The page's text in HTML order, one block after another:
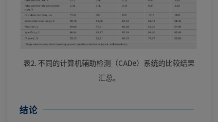
表2. 不同的计算机辅助检测（CADe）系统的比较结果
汇总。
结论